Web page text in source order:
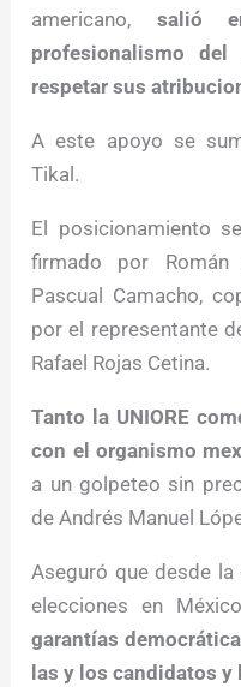
americano, salió
profesionalismo
respetar sus
A este apoyo se
Tikal.
El posicionamiento
firmado por Román
Pascual Camacho,
por el representante
Rafael Rojas Cetina.
Tanto la UNIORE
con el organismo
a un golpeteo sin
de Andrés Manuel
Aseguró que desde la
elecciones en
garantías
las y los candidatos